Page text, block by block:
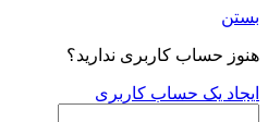
بستن
هنوز حساب کاربری ندارید؟
ایجاد یک حساب کاربری